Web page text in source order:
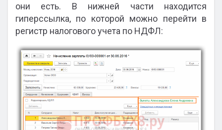
они есть. В нижней части находится
гиперссылка, по которой можно перейти в
регистр налогового учета по НДФЛ: